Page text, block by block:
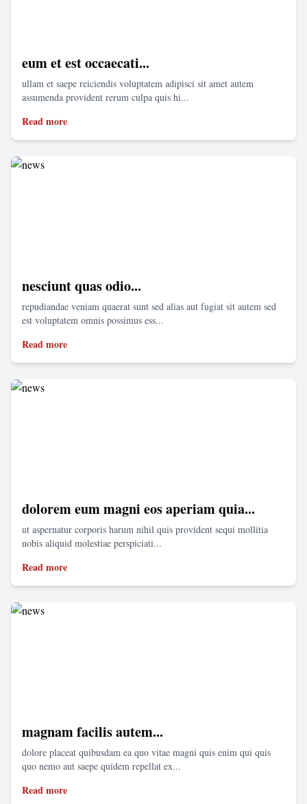
eum et est occaecati...
ullam et saepe reiciendis voluptatem adipisci sit amet autem
assumenda provident rerum culpa quis hi...
Read more
nesciunt quas odio...
repudiandae veniam quaerat sunt sed alias aut fugiat sit autem sed
est voluptatem omnis possimus ess...
Read more
dolorem eum magni eos aperiam quia...
ut aspernatur corporis harum nihil quis provident sequi mollitia
nobis aliquid molestiae perspiciati...
Read more
magnam facilis autem...
dolore placeat quibusdam ea quo vitae magni quis enim qui quis
quo nemo aut saepe quidem repellat ex...
Read more